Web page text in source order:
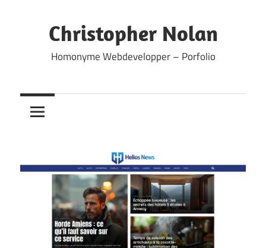
contentChristopher Nolan
Homonyme Webdevelopper – Porfolio